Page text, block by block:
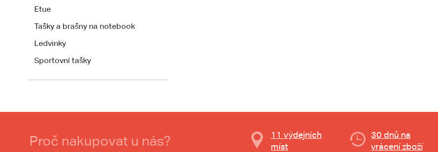
Etue
Tašky a brašny na notebook
Ledvinky
Sportovní tašky
Proč nakupovat u nás?
11 výdejních
míst
30 dnů na
vrácení zboží